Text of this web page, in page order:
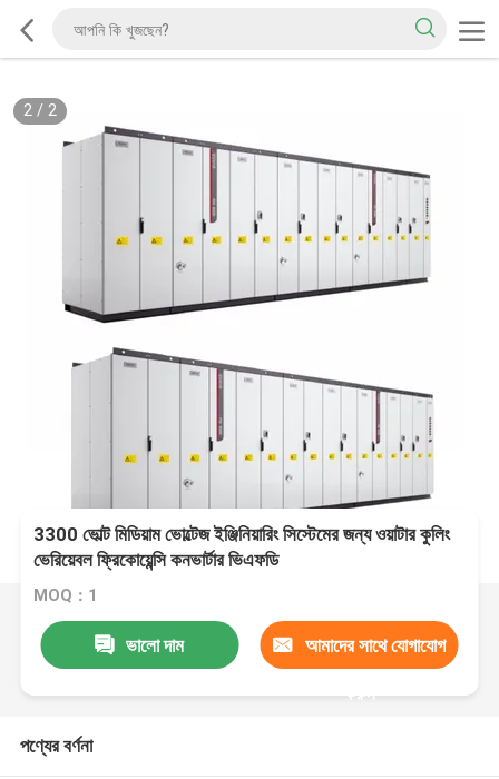
2/ 2
3300 ভোল্ট মিডিয়াম ভোল্টেজ ইঞ্জিনিয়ারিং সিস্টেমের জন্য ওয়াটার কুলিং
ভেরিয়েবল ফ্রিকোয়েন্সি কনভার্টার ভিএফডি
MOQ：1
ভালো দাম আমাদের সাথে যোগাযোগ
করুন
পণ্যের বর্ণনা